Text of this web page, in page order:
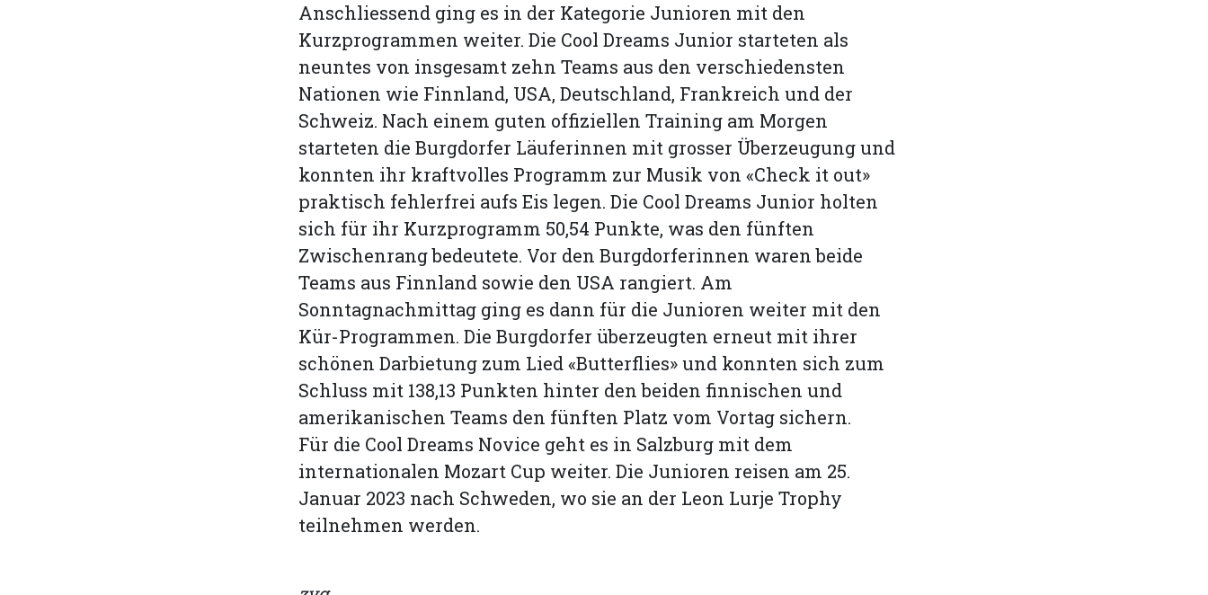
Anschliessend ging es in der Kategorie Junioren mit den
Kurzprogrammen weiter. Die Cool Dreams Junior starteten als
neuntes von insgesamt zehn Teams aus den verschiedensten
Nationen wie Finnland, USA, Deutschland, Frankreich und der
Schweiz. Nach einem guten offiziellen Training am Morgen
starteten die Burgdorfer Läuferinnen mit grosser Überzeugung und
konnten ihr kraftvolles Programm zur Musik von «Check it out»
praktisch fehlerfrei aufs Eis legen. Die Cool Dreams Junior holten
sich für ihr Kurzprogramm 50,54 Punkte, was den fünften
Zwischenrang bedeutete. Vor den Burgdorferinnen waren beide
Teams aus Finnland sowie den USA rangiert. Am
Sonntagnachmittag ging es dann für die Junioren weiter mit den
Kür-Programmen. Die Burgdorfer überzeugten erneut mit ihrer
schönen Darbietung zum Lied «Butterflies» und konnten sich zum
Schluss mit 138,13 Punkten hinter den beiden finnischen und
amerikanischen Teams den fünften Platz vom Vortag sichern.
Für die Cool Dreams Novice geht es in Salzburg mit dem
internationalen Mozart Cup weiter. Die Junioren reisen am 25.
Januar 2023 nach Schweden, wo sie an der Leon Lurje Trophy
teilnehmen werden.